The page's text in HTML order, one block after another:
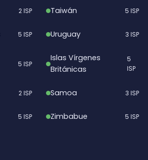
2 ISP Taiwán 5 ISP
5 ISP Uruguay 3 ISP
5 ISP
Islas Vírgenes
Británicas
5
ISP
2 ISP Samoa 3 ISP
5 ISP Zimbabue 5 ISP